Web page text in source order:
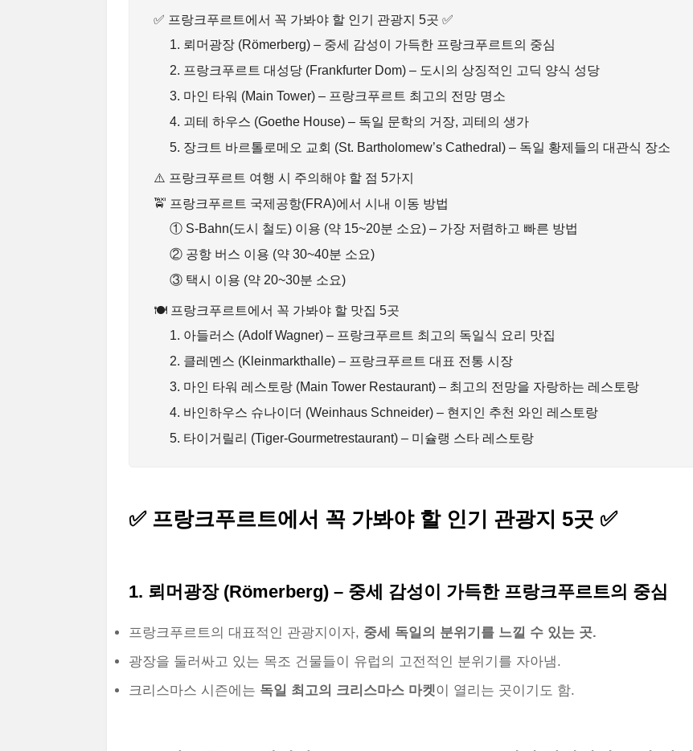
✅ 프랑크푸르트에서 꼭 가봐야 할 인기 관광지 5곳 ✅
1. 뢰머광장 (Römerberg) – 중세 감성이 가득한 프랑크푸르트의 중심
2. 프랑크푸르트 대성당 (Frankfurter Dom) – 도시의 상징적인 고딕 양식 성당
3. 마인 타워 (Main Tower) – 프랑크푸르트 최고의 전망 명소
4. 괴테 하우스 (Goethe House) – 독일 문학의 거장, 괴테의 생가
5. 장크트 바르톨로메오 교회 (St. Bartholomew’s Cathedral) – 독일 황제들의 대관식 장소
⚠️ 프랑크푸르트 여행 시 주의해야 할 점 5가지
🚖 프랑크푸르트 국제공항(FRA)에서 시내 이동 방법
① S-Bahn(도시 철도) 이용 (약 15~20분 소요) – 가장 저렴하고 빠른 방법
② 공항 버스 이용 (약 30~40분 소요)
③ 택시 이용 (약 20~30분 소요)
🍽 프랑크푸르트에서 꼭 가봐야 할 맛집 5곳
1. 아들러스 (Adolf Wagner) – 프랑크푸르트 최고의 독일식 요리 맛집
2. 클레멘스 (Kleinmarkthalle) – 프랑크푸르트 대표 전통 시장
3. 마인 타워 레스토랑 (Main Tower Restaurant) – 최고의 전망을 자랑하는 레스토랑
4. 바인하우스 슈나이더 (Weinhaus Schneider) – 현지인 추천 와인 레스토랑
5. 타이거릴리 (Tiger-Gourmetrestaurant) – 미슐랭 스타 레스토랑
✅ 프랑크푸르트에서 꼭 가봐야 할 인기 관광지 5곳 ✅
1. 뢰머광장 (Römerberg) – 중세 감성이 가득한 프랑크푸르트의 중심
프랑크푸르트의 대표적인 관광지이자, 중세 독일의 분위기를 느낄 수 있는 곳.
광장을 둘러싸고 있는 목조 건물들이 유럽의 고전적인 분위기를 자아냄.
크리스마스 시즌에는 독일 최고의 크리스마스 마켓이 열리는 곳이기도 함.